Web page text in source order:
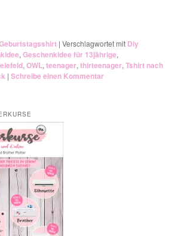
|Verschlagwortet mit Diy
,Geschenkidee für 13jährige,
,OWL,teenager,thirteenager,Tshirt nach
|Schreibe einen Kommentar